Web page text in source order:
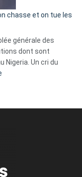
tripes »
chasse et on tue les
générale des
dont sont
Un cri du
Nigeria,